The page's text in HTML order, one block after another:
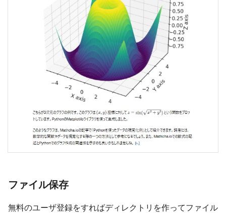
ファイル保存
無料のユーザ登録をすればディレクトリを作ってファイル